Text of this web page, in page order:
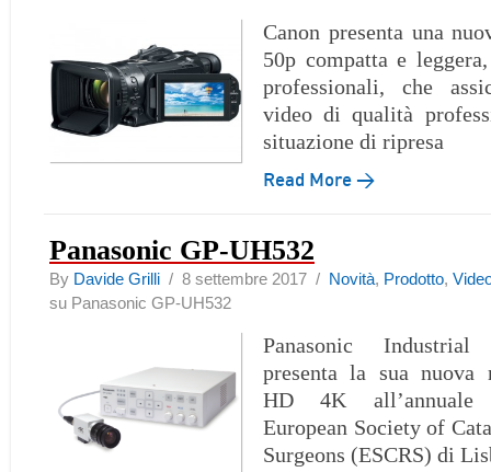
Canon presenta una
50p compatta e
professionali, che
video di qualità
situazione di ripresa
Read More →
Panasonic GP-UH532
By Davide Grilli / 8 settembre 2017 / Novità, Prodotto,
su Panasonic GP-UH532
Panasonic
presenta la sua nuova
HD 4K all’annuale
European Society of
Surgeons (ESCRS) di